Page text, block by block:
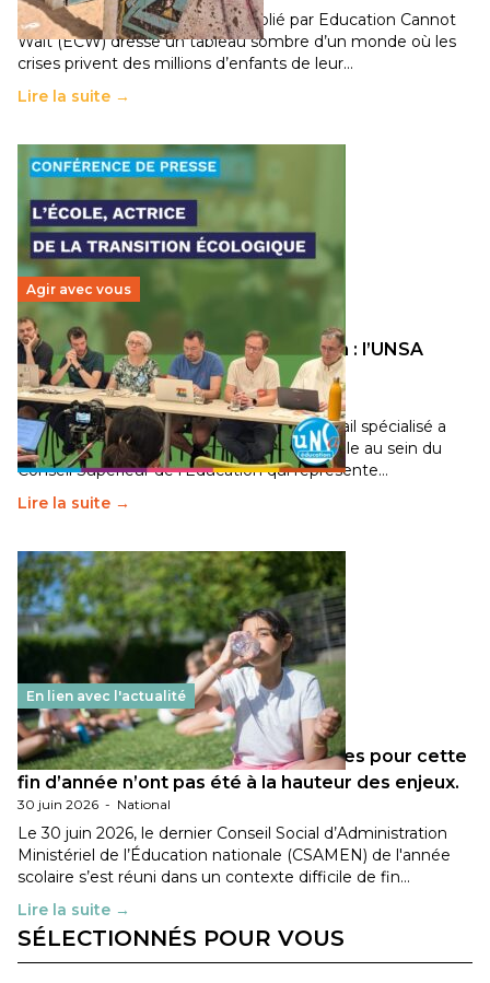
Un nouveau rapport mondial publié par Education Cannot
Wait (ECW) dresse un tableau sombre d’un monde où les
crises privent des millions d’enfants de leur…
Lire la suite →
Agir avec vous
Transition écologique de l’éducation : l’UNSA
Éducation fait bouger les lignes
30 juin 2026-National
Pendant plusieurs mois, un groupe de travail spécialisé a
travaillé sur la transition écologique de l’Ecole au sein du
Conseil Supérieur de l’Éducation qui représente…
Lire la suite →
En lien avec l'actualité
Les décisions ministérielles attendues pour cette
fin d’année n’ont pas été à la hauteur des enjeux.
30 juin 2026 - National
Le 30 juin 2026, le dernier Conseil Social d’Administration
Ministériel de l’Éducation nationale (CSAMEN) de l'année
scolaire s’est réuni dans un contexte difficile de fin…
Lire la suite →
SÉLECTIONNÉS POUR VOUS